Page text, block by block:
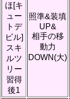
ほ[キ
ュー
トデ
ビル]
スキ
ルツ
リー
習得
後1
照準&装填
UP&
相手の移
動力
DOWN(大)